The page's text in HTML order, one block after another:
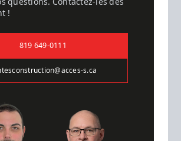
!
819 649-0111
s.ca